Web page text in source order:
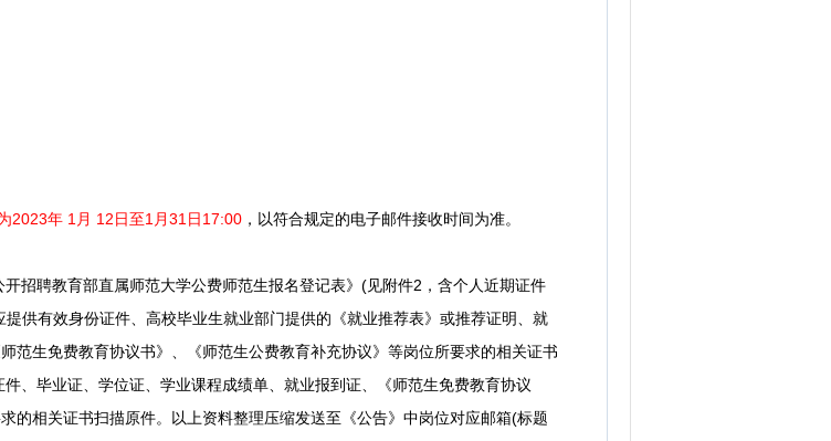
2023年 1月 12日至1月31日17:00 ，以符合规定的电子邮件接收时间为准。
聘教育部直属师范大学公费师范生报名登记表》(见附件2，含个人近期证件
供有效身份证件、高校毕业生就业部门提供的《就业推荐表》或推荐证明、就
范生免费教育协议书》、《师范生公费教育补充协议》等岗位所要求的相关证书
、毕业证、学位证、学业课程成绩单、就业报到证、《师范生免费教育协议
的相关证书扫描原件。以上资料整理压缩发送至《公告》中岗位对应邮箱(标题